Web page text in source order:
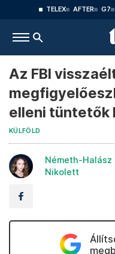
TELEX AFTER G7
Az FBI
elleni tüntetők
KÜLFÖLD
Németh-Halász
Nikolett